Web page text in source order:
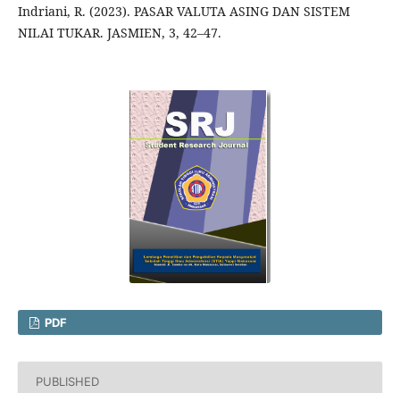
Indriani, R. (2023). PASAR VALUTA ASING DAN SISTEM
NILAI TUKAR. JASMIEN, 3, 42–47.
PDF
PUBLISHED